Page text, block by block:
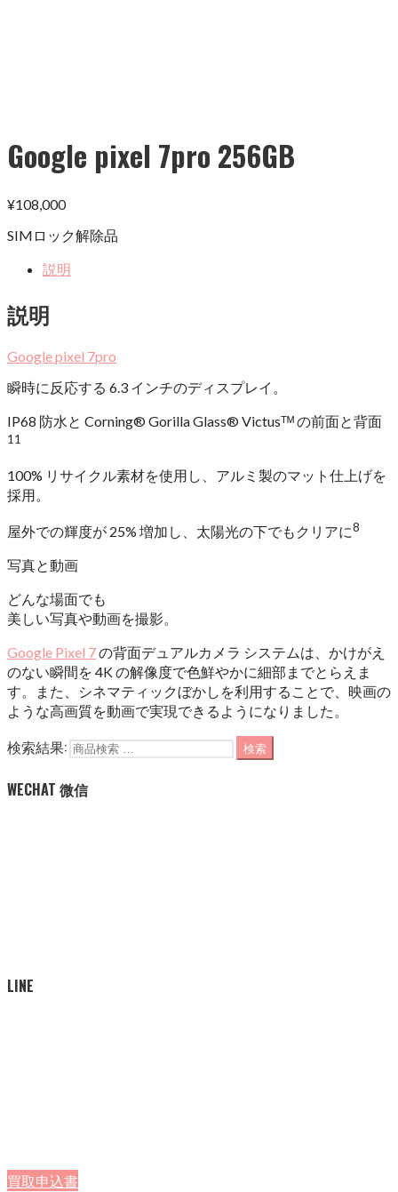
Google pixel 7pro 256GB
¥108,000
SIMロック解除品
説明
説明
Google pixel 7pro
瞬時に反応する 6.3 インチのディスプレイ。
IP68 防水と Corning® Gorilla Glass® Victusᵀᴹ の前面と背面
11
100% リサイクル素材を使用し、アルミ製のマット仕上げを
採用。
屋外での輝度が 25% 増加し、太陽光の下でもクリアに8
写真と動画
どんな場面でも
美しい写真や動画を撮影。
Google Pixel 7の背面デュアルカメラ システムは、かけがえ
のない瞬間を 4K の解像度で色鮮やかに細部までとらえま
す。また、シネマティックぼかしを利用することで、映画の
ような高画質を動画で実現できるようになりました。
検索結果: 検索
WECHAT 微信
LINE
買取申込書